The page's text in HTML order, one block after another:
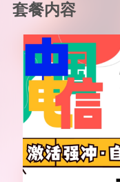
套餐内容